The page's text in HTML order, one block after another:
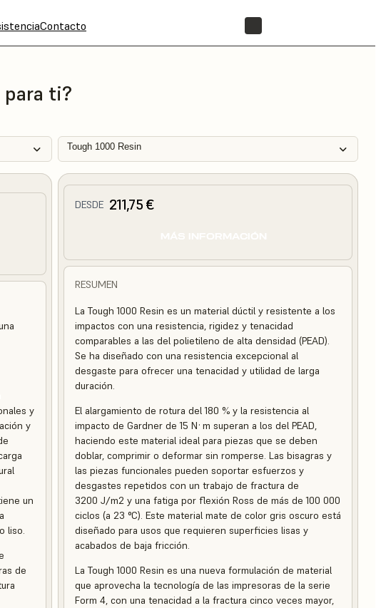
Contacto
ti?
Tough 1000 Resin
y
y
un
liso.
de
DESDE 211,75 €
RESUMEN
La Tough 1000 Resin es un material dúctil y resistente a los
impactos con una resistencia, rigidez y tenacidad
comparables a las del polietileno de alta densidad (PEAD).
Se ha diseñado con una resistencia excepcional al
desgaste para ofrecer una tenacidad y utilidad de larga
duración.
El alargamiento de rotura del 180 % y la resistencia al
impacto de Gardner de 15 N·m superan a los del PEAD,
haciendo este material ideal para piezas que se deben
doblar, comprimir o deformar sin romperse. Las bisagras y
las piezas funcionales pueden soportar esfuerzos y
desgastes repetidos con un trabajo de fractura de
3200 J/m2 y una fatiga por flexión Ross de más de 100 000
ciclos (a 23 °C). Este material mate de color gris oscuro está
diseñado para usos que requieren superficies lisas y
acabados de baja fricción.
La Tough 1000 Resin es una nueva formulación de material
que aprovecha la tecnología de las impresoras de la serie
Form 4, con una tenacidad a la fractura cinco veces mayor,